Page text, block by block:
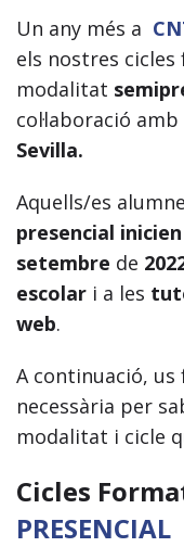
Un any més a
els nostres
modalitat
col·laboració amb
Sevilla.
Aquells/es
presencial inicien
setembre de
escolar i a les
web.
A continuació,
necessària per
modalitat i cicle
Cicles
PRESENCIAL